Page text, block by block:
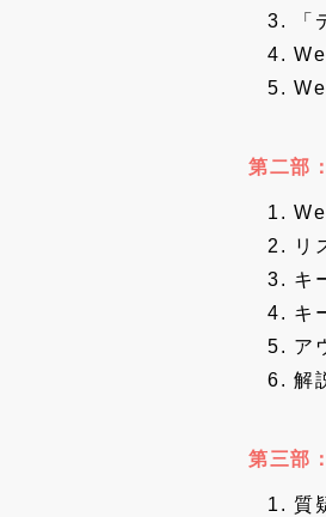
第二部
リ
キ
キ
ア
解
第三部
質